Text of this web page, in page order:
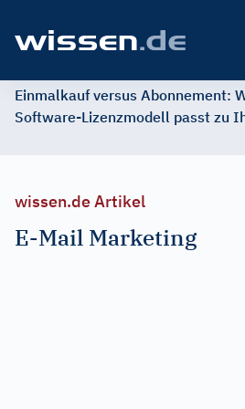
Einmalkauf versus Abonnement:
Software-Lizenzmodell passt zu
wissen.de Artikel
E-Mail Marketing